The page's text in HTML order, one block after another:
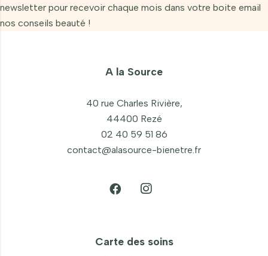
newsletter pour recevoir chaque mois dans votre boite email
nos conseils beauté !
A la Source
40 rue Charles Rivière,
44400 Rezé
02 40 59 51 86
contact@alasource-bienetre.fr
Carte des soins